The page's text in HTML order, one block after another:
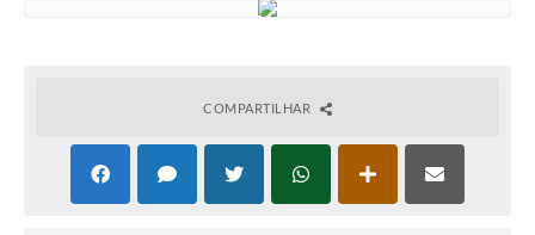
Planos de Tecnologia da Informação e Comunicação
COMPARTILHAR